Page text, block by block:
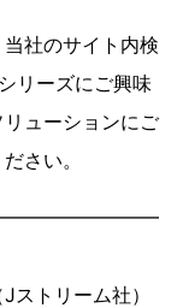
社のサイト内検
リーズにご興味
ューションにご
さい。
トリーム社）